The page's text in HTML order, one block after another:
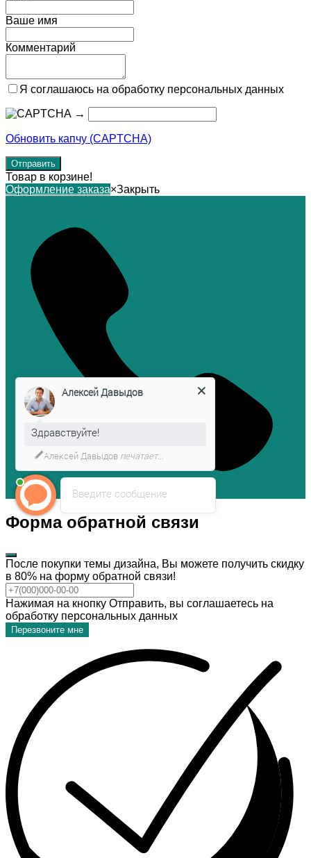
Ваше имя
Комментарий
Я соглашаюсь на обработку персональных данных
→
Обновить капчу (CAPTCHA)
Товар в корзине!
Оформление заказа×Закрыть
Форма обратной связи
После покупки темы дизайна, Вы можете получить скидку
в 80% на форму обратной связи!
Нажимая на кнопку Отправить, вы соглашаетесь на
обработку персональных данных
Перезвоните мне
Введите сообщение
Алексей Давыдов
Здравствуйте!
Алексей Давыдов печатает...